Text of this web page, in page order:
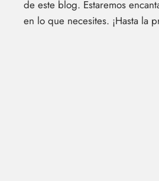
de este blog. Estaremos
en lo que necesites. ¡Hasta la